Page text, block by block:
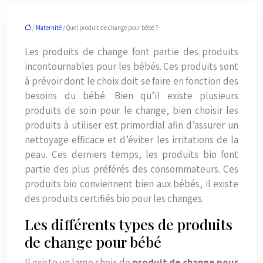
/ Maternité / Quel produit de change pour bébé ?
Les produits de change font partie des produits
incontournables pour les bébés. Ces produits sont
à prévoir dont le choix doit se faire en fonction des
besoins du bébé. Bien qu’il existe plusieurs
produits de soin pour le change, bien choisir les
produits à utiliser est primordial afin d’assurer un
nettoyage efficace et d’éviter les irritations de la
peau. Ces derniers temps, les produits bio font
partie des plus préférés des consommateurs. Ces
produits bio conviennent bien aux bébés, il existe
des produits certifiés bio pour les changes.
Les différents types de produits
de change pour bébé